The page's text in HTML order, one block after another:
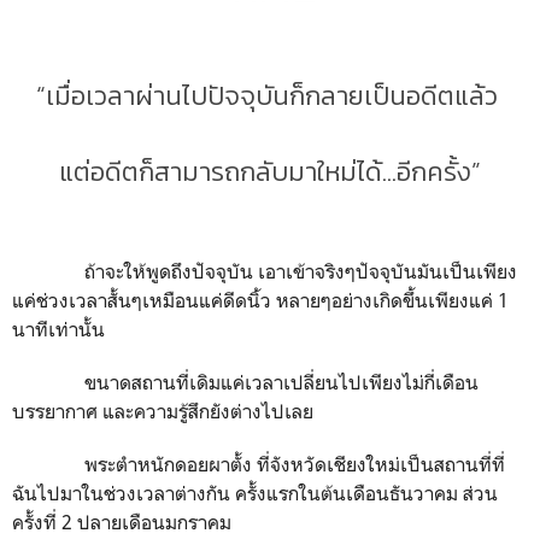
“เมื่อเวลาผ่านไปปัจจุบันก็กลายเป็นอดีตแล้ว
แต่อดีตก็สามารถกลับมาใหม่ได้...อีกครั้ง”
ถ้าจะให้พูดถึงปัจจุบัน เอาเข้าจริงๆปัจจุบันมันเป็นเพียง
แค่ช่วงเวลาสั้นๆเหมือนแค่ดีดนิ้ว หลายๆอย่างเกิดขึ้นเพียงแค่ 1
นาทีเท่านั้น
ขนาดสถานที่เดิมแค่เวลาเปลี่ยนไปเพียงไม่กี่เดือน
บรรยากาศ และความรู้สึกยังต่างไปเลย
พระตำหนักดอยผาตั้ง ที่จังหวัดเชียงใหม่เป็นสถานที่ที่
ฉันไปมาในช่วงเวลาต่างกัน ครั้งแรกในต้นเดือนธันวาคม ส่วน
ครั้งที่ 2 ปลายเดือนมกราคม